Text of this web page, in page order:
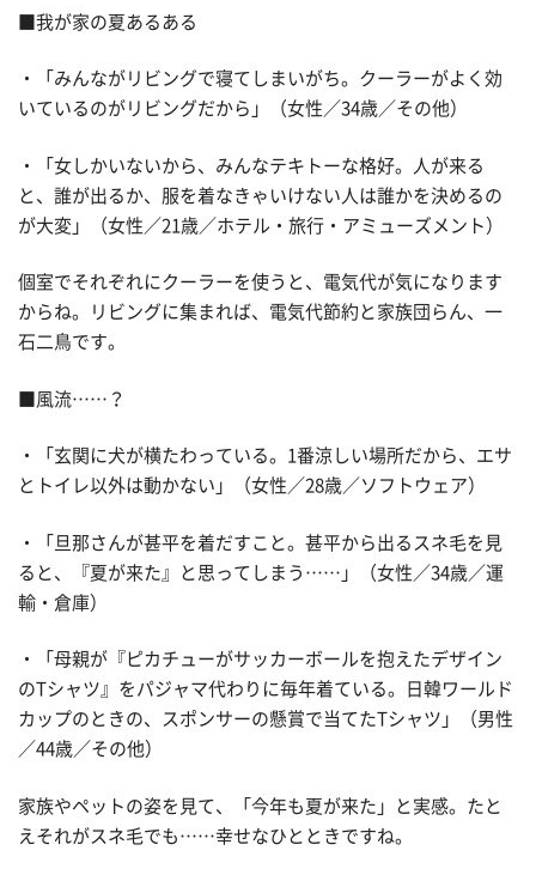
■我が家の夏あるある
・「みんながリビングで寝てしまいがち。クーラーがよく効
いているのがリビングだから」（女性／34歳／その他）
・「女しかいないから、みんなテキトーな格好。人が来る
と、誰が出るか、服を着なきゃいけない人は誰かを決めるの
が大変」（女性／21歳／ホテル・旅行・アミューズメント）
個室でそれぞれにクーラーを使うと、電気代が気になります
からね。リビングに集まれば、電気代節約と家族団らん、一
石二鳥です。
■風流……？
・「玄関に犬が横たわっている。1番涼しい場所だから、エサ
とトイレ以外は動かない」（女性／28歳／ソフトウェア）
・「旦那さんが甚平を着だすこと。甚平から出るスネ毛を見
ると、『夏が来た』と思ってしまう……」（女性／34歳／運
輸・倉庫）
・「母親が『ピカチューがサッカーボールを抱えたデザイン
のTシャツ』をパジャマ代わりに毎年着ている。日韓ワールド
カップのときの、スポンサーの懸賞で当てたTシャツ」（男性
／44歳／その他）
家族やペットの姿を見て、「今年も夏が来た」と実感。たと
えそれがスネ毛でも……幸せなひとときですね。